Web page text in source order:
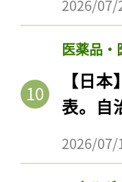
2026/07/
医薬品・
【日
表。自
2026/07/